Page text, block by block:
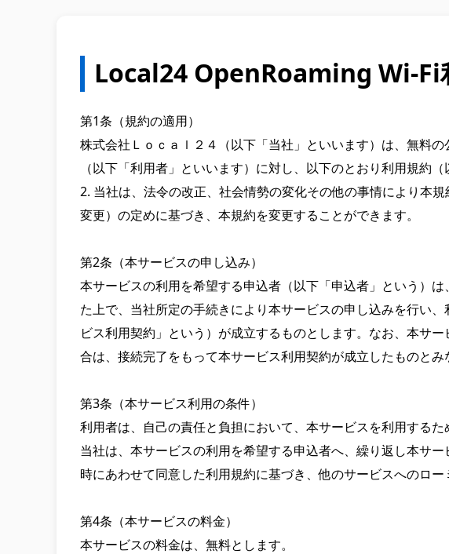
Local24 OpenRoaming Wi‑Fi
第1条（規約の適用）
株式会社Ｌｏｃａｌ２４（以下「当社」といいます）は、無料
（以下「利用者」といいます）に対し、以下のとおり利用規約
2. 当社は、法令の改正、社会情勢の変化その他の事情により本
変更）の定めに基づき、本規約を変更することができます。
第2条（本サービスの申し込み）
本サービスの利用を希望する申込者（以下「申込者」という）
た上で、当社所定の手続きにより本サービスの申し込みを行い
ビス利用契約」という）が成立するものとします。なお、本サ
合は、接続完了をもって本サービス利用契約が成立したものと
第3条（本サービス利用の条件）
利用者は、自己の責任と負担において、本サービスを利用する
当社は、本サービスの利用を希望する申込者へ、繰り返し本サ
時にあわせて同意した利用規約に基づき、他のサービスへのロー
第4条（本サービスの料金）
本サービスの料金は、無料とします。